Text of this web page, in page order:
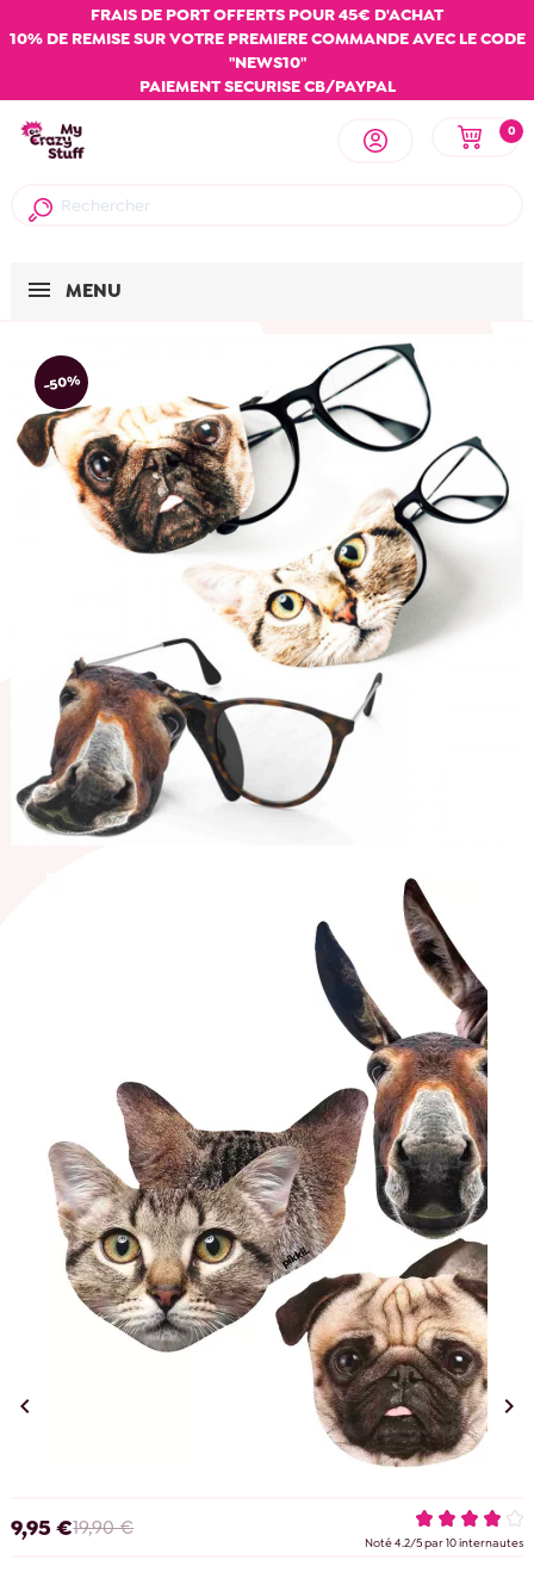
FRAIS DE PORT OFFERTS POUR 45€ D'ACHAT
10% DE REMISE SUR VOTRE PREMIERE COMMANDE AVEC LE CODE
"NEWS10"
PAIEMENT SECURISE CB/PAYPAL
0
MENU
-50%
 
9,95 €19,90 €
Noté4.2/5par10internautes